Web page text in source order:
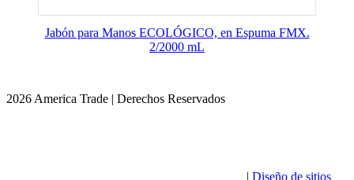
Jabón para Manos ECOLÓGICO, en Espuma FMX.
2/2000 mL
2026 America Trade | Derechos Reservados
| Diseño de sitios